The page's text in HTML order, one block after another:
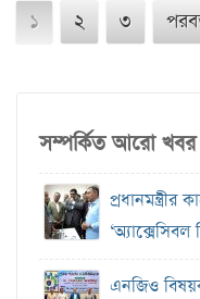
১ ২ ৩
সম্পর্কিত আরো খবর
প্রধানমন্ত্রীর
‘অ্যাক্সেসিবল
এনজিও